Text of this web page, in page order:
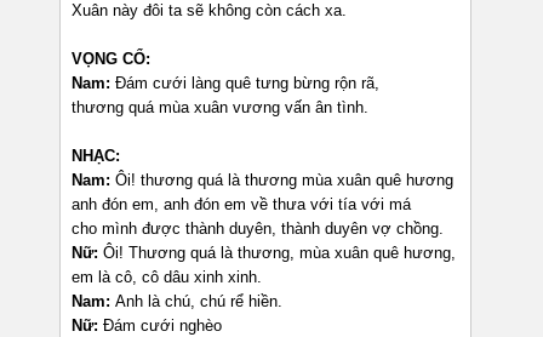
Xuân này đôi ta sẽ không còn cách xa.
VỌNG CỔ:
Nam: Đám cưới làng quê tưng bừng rộn rã,
thương quá mùa xuân vương vấn ân tình.
NHẠC:
Nam: Ôi! thương quá là thương mùa xuân quê hương
anh đón em, anh đón em về thưa với tía với má
cho mình được thành duyên, thành duyên vợ chồng.
Nữ: Ôi! Thương quá là thương, mùa xuân quê hương,
em là cô, cô dâu xinh xinh.
Nam: Anh là chú, chú rể hiền.
Nữ: Đám cưới nghèo